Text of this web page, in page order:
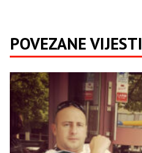
POVEZANE VIJESTI